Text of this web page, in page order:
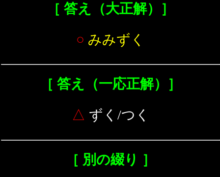
［ 答え（大正解）］
○ みみずく
［ 答え（一応正解）］
△ ずく/つく
［ 別の綴り ］